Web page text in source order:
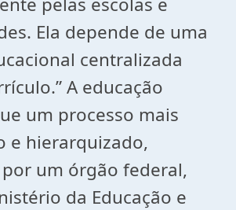
Ela depende de uma
centralizada
A educação
um processo mais
e hierarquizado,
um órgão federal,
da Educação e